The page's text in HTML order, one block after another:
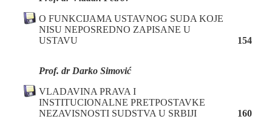
O FUNKCIJAMA USTAVNOG SUDA KOJE
NISU NEPOSREDNO ZAPISANE U
USTAVU
154
Prof. dr Darko Simović
VLADAVINA PRAVA I
INSTITUCIONALNE PRETPOSTAVKE
NEZAVISNOSTI SUDSTVA U SRBIJI
160